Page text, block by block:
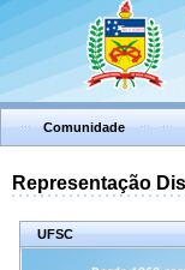
Comunidade
Representação
UFSC